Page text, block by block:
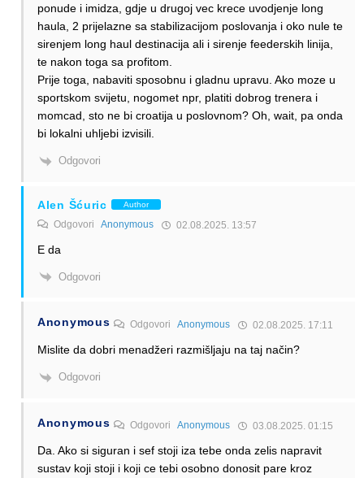
ponude i imidza, gdje u drugoj vec krece uvodjenje long
haula, 2 prijelazne sa stabilizacijom poslovanja i oko nule te
sirenjem long haul destinacija ali i sirenje feederskih linija,
te nakon toga sa profitom.
Prije toga, nabaviti sposobnu i gladnu upravu. Ako moze u
sportskom svijetu, nogomet npr, platiti dobrog trenera i
momcad, sto ne bi croatija u poslovnom? Oh, wait, pa onda
bi lokalni uhljebi izvisili.
Odgovori
Alen Šćuric Author
Odgovori Anonymous 02.08.2025. 13:57
E da
Odgovori
Anonymous OdgovoriAnonymous 02.08.2025. 17:11
Mislite da dobri menadžeri razmišljaju na taj način?
Odgovori
Anonymous OdgovoriAnonymous 03.08.2025. 01:15
Da. Ako si siguran i sef stoji iza tebe onda zelis napravit
sustav koji stoji i koji ce tebi osobno donosit pare kroz